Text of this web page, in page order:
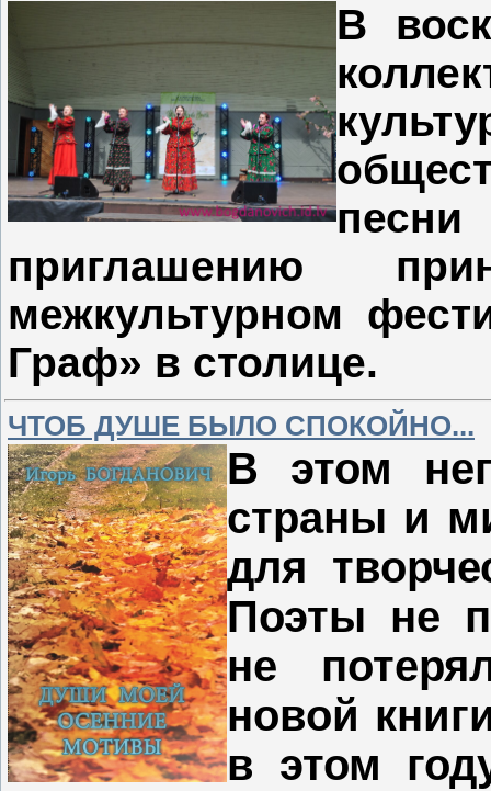
В
приглашению
межкультурном
Граф» в столице.
ЧТОБ ДУШЕ БЫЛО СПОКОЙНО...
В этом
страны и
для
Поэты не
не
новой
в этом